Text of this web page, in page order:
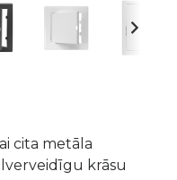
cita metāla
krāsu